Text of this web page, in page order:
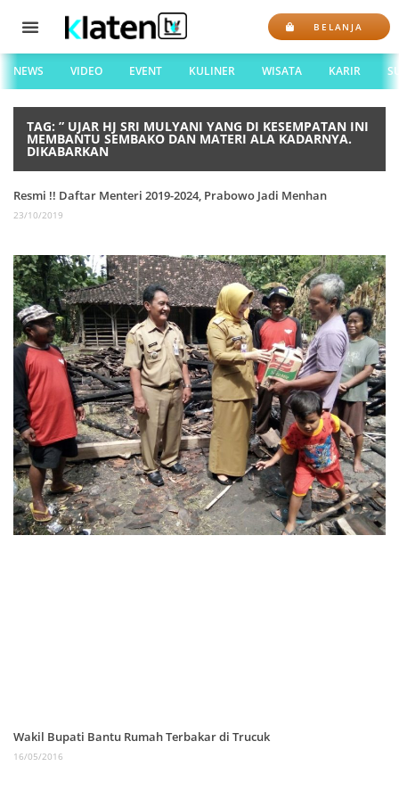
BELANJA
NEWS VIDEO EVENT KULINER WISATA KARIR
TAG: ” UJAR HJ SRI MULYANI YANG DI KESEMPATAN INI
MEMBANTU SEMBAKO DAN MATERI ALA KADARNYA.
DIKABARKAN
Resmi !! Daftar Menteri 2019-2024, Prabowo Jadi Menhan
23/10/2019
Wakil Bupati Bantu Rumah Terbakar di Trucuk
16/05/2016